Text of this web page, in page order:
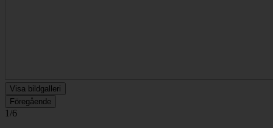
Visa bildgalleri
Föregående
1/6